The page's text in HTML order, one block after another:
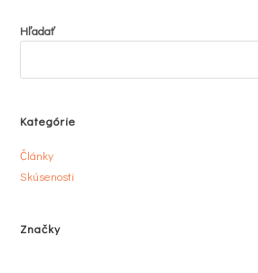
Hľadať
Kategórie
Články
Skúsenosti
Značky